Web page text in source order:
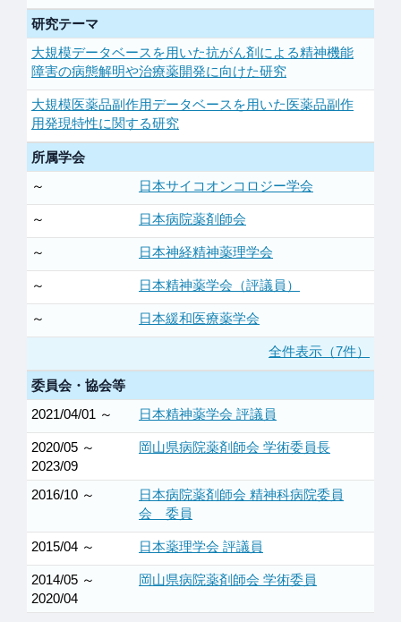
研究テーマ
大規模データベースを用いた抗がん剤による精神機能
障害の病態解明や治療薬開発に向けた研究
大規模医薬品副作用データベースを用いた医薬品副作
用発現特性に関する研究
所属学会
～
日本サイコオンコロジー学会
～ 日本病院薬剤師会
～ 日本神経精神薬理学会
～ 日本精神薬学会（評議員）
～ 日本緩和医療薬学会
全件表示（7件）
委員会・協会等
2021/04/01 ～
日本精神薬学会 評議員
2020/05 ～
2023/09
岡山県病院薬剤師会 学術委員長
2016/10 ～
日本病院薬剤師会 精神科病院委員
会 委員
2015/04 ～ 日本薬理学会 評議員
2014/05 ～
2020/04
岡山県病院薬剤師会 学術委員